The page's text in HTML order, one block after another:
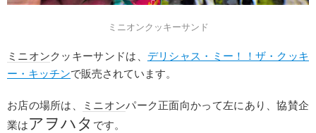
ミニオンクッキーサンド
ミニオンクッキーサンドは、 デリシャス・ミー！！ザ・クッキ
ー・キッチンで販売されています。
お店の場所は、 ミニオンパーク正面向かって左にあり、協賛企
業はアヲハタ です。